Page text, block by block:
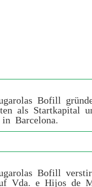
Bofill
als Startkapital
Barcelona.
Bofill
Vda. e Hijos de